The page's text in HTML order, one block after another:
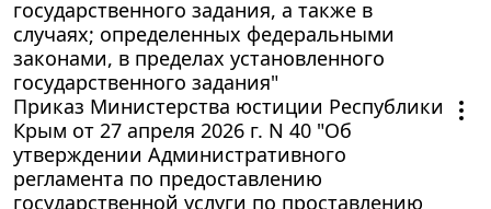
государственного задания, а также в
случаях; определенных федеральными
законами, в пределах установленного
государственного задания"
Приказ Министерства юстиции Республики
Крым от 27 апреля 2026 г. N 40 "Об
утверждении Административного
регламента по предоставлению
государственной услуги по проставлению